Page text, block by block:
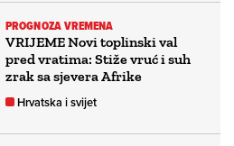
PROGNOZA VREMENA
VRIJEME Novi toplinski val
pred vratima: Stiže vruć i suh
zrak sa sjevera Afrike
Hrvatska i svijet